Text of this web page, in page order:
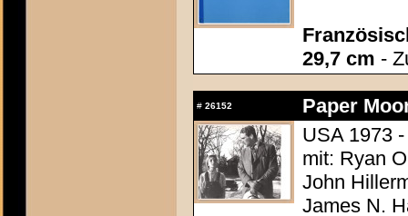
29,7 cm -
# 26152
Paper
USA 1973
mit: Ryan
John
James N.